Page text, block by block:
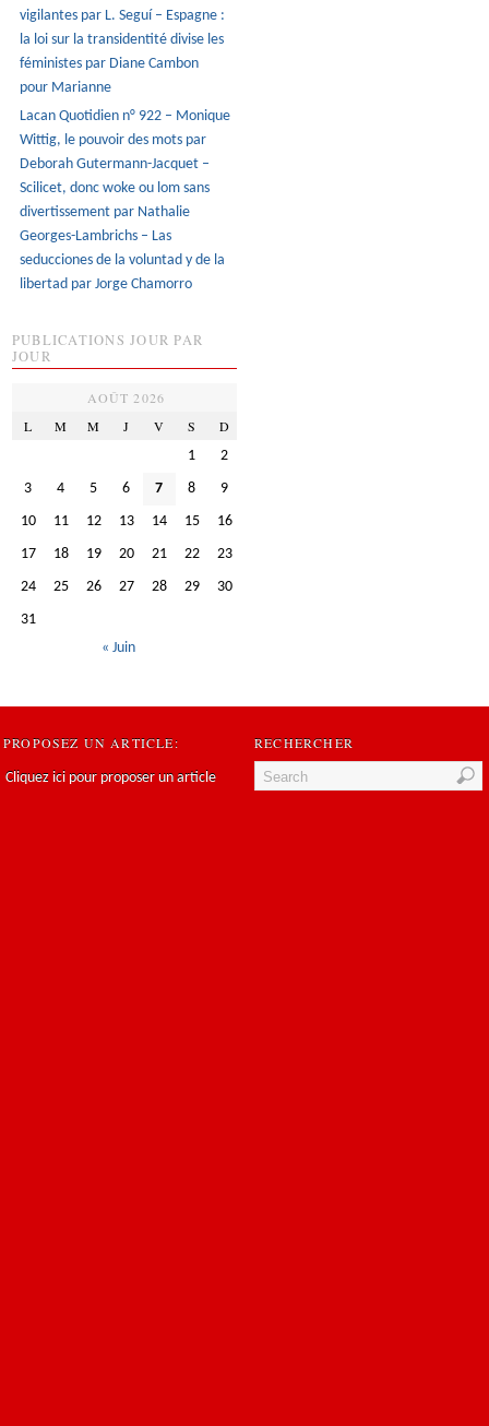
vigilantes par L. Seguí – Espagne :
la loi sur la transidentité divise les
féministes par Diane Cambon
pour Marianne
Lacan Quotidien n° 922 – Monique
Wittig, le pouvoir des mots par
Deborah Gutermann-Jacquet –
Scilicet, donc woke ou lom sans
divertissement par Nathalie
Georges-Lambrichs – Las
seducciones de la voluntad y de la
libertad par Jorge Chamorro
PUBLICATIONS JOUR PAR
JOUR
AOÛT 2026
L
M M J V S D
1
2
3
4 5 6 7 8
9
10
11 12 13 14 15
16
17
18 19 20 21 22
23
24
25 26 27 28 29
30
31
« Juin
PROPOSEZ UN ARTICLE:
Cliquez ici pour proposer un article
RECHERCHER